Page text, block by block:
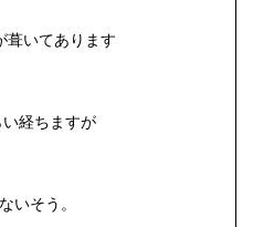
葺いてあります
経ちますが
いそう。